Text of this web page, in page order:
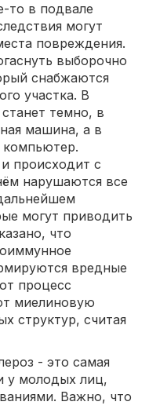
то в подвале
могут
повреждения.
выборочно
снабжаются
участка. В
темно, в
машина, а в
компьютер.
происходит с
нарушаются все
могут приводить
что
вредные
процесс
миелиновую
структур, считая
- это самая
у молодых лиц,
Важно, что